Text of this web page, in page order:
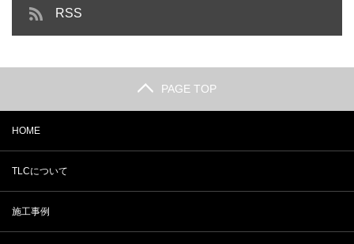
RSS
PAGE TOP
HOME
TLCについて
施工事例